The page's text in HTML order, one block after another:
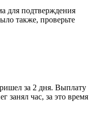
для подтверждения
также, проверьте
за 2 дня. Выплату
занял час, за это время